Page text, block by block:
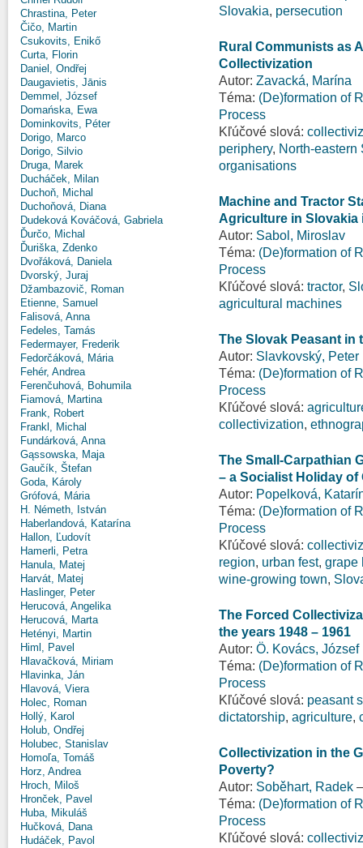
Chrastina, Peter
Čičo, Martin
Csukovits, Enikő
Curta, Florin
Daniel, Ondřej
Daugavietis, Jānis
Demmel, József
Domańska, Ewa
Dominkovits, Péter
Dorigo, Marco
Dorigo, Silvio
Druga, Marek
Ducháček, Milan
Duchoň, Michal
Duchoňová, Diana
Dudeková Kováčová, Gabriela
Ďurčo, Michal
Ďuriška, Zdenko
Dvořáková, Daniela
Dvorský, Juraj
Džambazovič, Roman
Etienne, Samuel
Falisová, Anna
Fedeles, Tamás
Federmayer, Frederik
Fedorčáková, Mária
Fehér, Andrea
Ferenčuhová, Bohumila
Fiamová, Martina
Frank, Robert
Frankl, Michal
Fundárková, Anna
Gąssowska, Maja
Gaučík, Štefan
Goda, Károly
Grófová, Mária
H. Németh, István
Haberlandová, Katarína
Hallon, Ľudovít
Hamerli, Petra
Hanula, Matej
Harvát, Matej
Haslinger, Peter
Herucová, Angelika
Herucová, Marta
Hetényi, Martin
Himl, Pavel
Hlavačková, Miriam
Hlavinka, Ján
Hlavová, Viera
Holec, Roman
Hollý, Karol
Holub, Ondřej
Holubec, Stanislav
Homoľa, Tomáš
Horz, Andrea
Hroch, Miloš
Hronček, Pavel
Huba, Mikuláš
Hučková, Dana
Hudáček, Pavol
Slovakia, persecution
Rural Communists as
Collectivization
Autor: Zavacká, Marína
Téma: (De)formation of
Process
Kľúčové slová:
periphery, North-eastern
organisations
Machine and Tractor
Agriculture in Slovakia
Autor: Sabol, Miroslav
Téma: (De)formation of
Process
Kľúčové slová: tractor,
agricultural machines
The Slovak Peasant in
Autor: Slavkovský, Peter
Téma: (De)formation of
Process
Kľúčové slová:
collectivization,
The Small-Carpathian
– a Socialist Holiday
Autor: Popelková,
Téma: (De)formation of
Process
Kľúčové slová:
region, urban fest, grape
wine-growing town,
The Forced
the years 1948 – 1961
Autor: Ö. Kovács, József
Téma: (De)formation of
Process
Kľúčové slová: peasant
dictatorship, agriculture,
Collectivization in the
Poverty?
Autor: Soběhart, Radek
Téma: (De)formation of
Process
Kľúčové slová: